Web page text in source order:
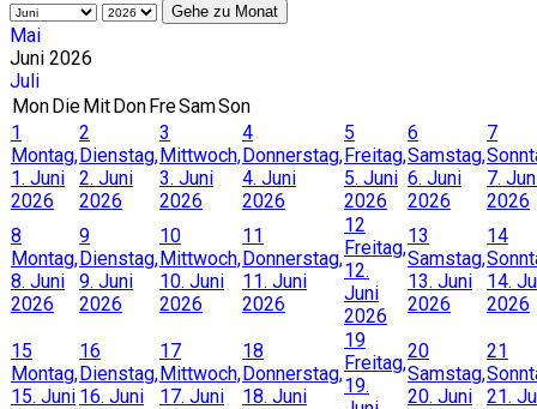
Gehe zu Monat
Mai
Juni 2026
Juli
MonDieMitDonFreSamSon
1
Montag,
1. Juni
2026
2
Dienstag,
2. Juni
2026
3
Mittwoch,
3. Juni
2026
4
Donnerstag,
4. Juni
2026
5
Freitag,
5. Juni
2026
6
Samstag,
6. Juni
2026
7
7.
2026
8
Montag,
8. Juni
2026
9
Dienstag,
9. Juni
2026
10
Mittwoch,
10. Juni
2026
11
Donnerstag,
11. Juni
2026
12
Freitag,
12.
Juni
2026
13
Samstag,
13. Juni
2026
14
14.
2026
15
Montag,
15. Juni
16
Dienstag,
16. Juni
17
Mittwoch,
17. Juni
18
Donnerstag,
18. Juni
19
Freitag,
19.
20
Samstag,
20. Juni
21
21.